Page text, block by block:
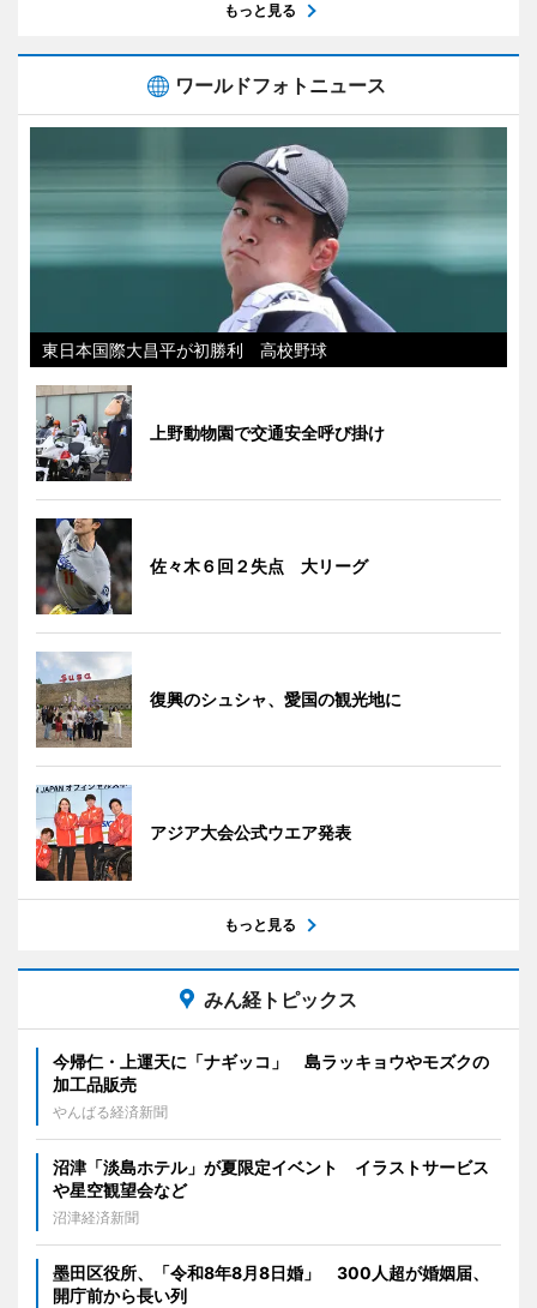
もっと見る
ワールドフォトニュース
東日本国際大昌平が初勝利 高校野球
上野動物園で交通安全呼び掛け
佐々木６回２失点 大リーグ
復興のシュシャ、愛国の観光地に
アジア大会公式ウエア発表
もっと見る
みん経トピックス
今帰仁・上運天に「ナギッコ」 島ラッキョウやモズクの
加工品販売
やんばる経済新聞
沼津「淡島ホテル」が夏限定イベント イラストサービス
や星空観望会など
沼津経済新聞
墨田区役所、「令和8年8月8日婚」 300人超が婚姻届、
開庁前から長い列